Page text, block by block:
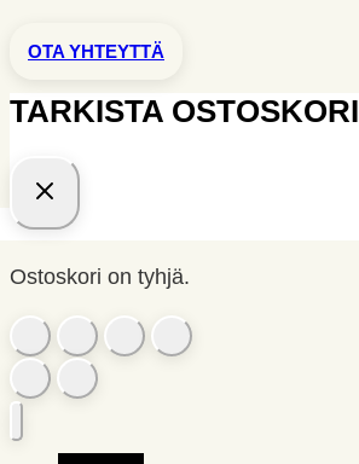
OTA YHTEYTTÄ
TARKISTA OSTOSKORI
Ostoskori on tyhjä.